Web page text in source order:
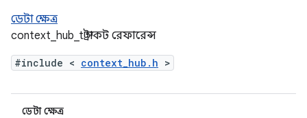
ডেটা ক্ষেত্র
context_hub_t স্ট্রাকট রেফারেন্স
#include < context_hub.h >
ডেটা ক্ষেত্র